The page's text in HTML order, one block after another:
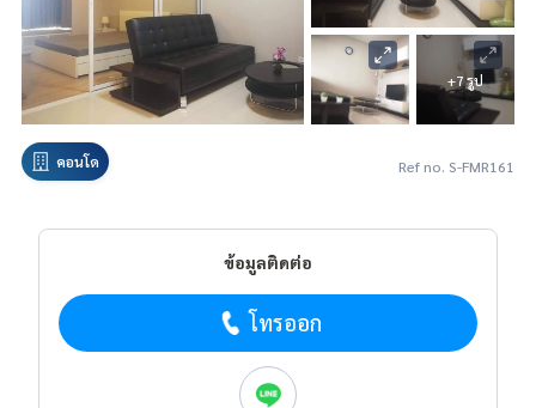
+7 รูป
คอนโด Ref no. S-FMR161
ข้อมูลติดต่อ
โทรออก